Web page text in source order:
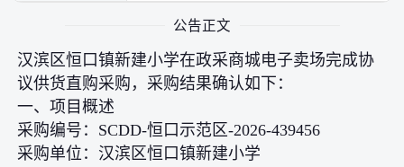
公告正文
汉滨区恒口镇新建小学在政采商城电子卖场完成协
议供货直购采购，采购结果确认如下：
一、项目概述
采购编号：SCDD-恒口示范区-2026-439456
采购单位：汉滨区恒口镇新建小学